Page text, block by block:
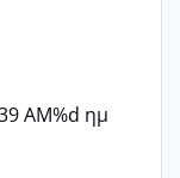
AM%d ημ